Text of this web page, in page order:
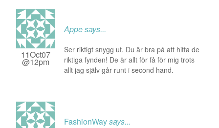
11Oct07
@12pm
Appesays...
Ser riktigt snygg ut. Du är bra på att hitta de
riktiga fynden! De är allt för få för mig trots
allt jag själv går runt i second hand.
FashionWaysays...